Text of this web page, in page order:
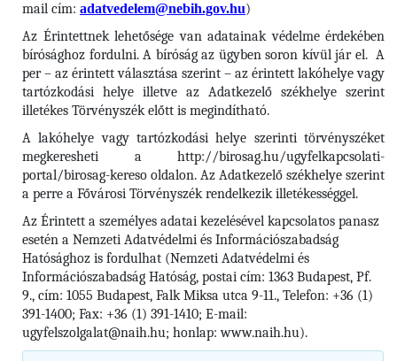
mail cím: adatvedelem@nebih.gov.hu)
Az Érintettnek lehetősége van adatainak védelme érdekében
bírósághoz fordulni. A bíróság az ügyben soron kívül jár el. A
per – az érintett választása szerint – az érintett lakóhelye vagy
tartózkodási helye illetve az Adatkezelő székhelye szerint
illetékes Törvényszék előtt is megindítható.
A lakóhelye vagy tartózkodási helye szerinti törvényszéket
megkeresheti a http://birosag.hu/ugyfelkapcsolati-
portal/birosag-kereso oldalon. Az Adatkezelő székhelye szerint
a perre a Fővárosi Törvényszék rendelkezik illetékességgel.
Az Érintett a személyes adatai kezelésével kapcsolatos panasz
esetén a Nemzeti Adatvédelmi és Információszabadság
Hatósághoz is fordulhat (Nemzeti Adatvédelmi és
Információszabadság Hatóság, postai cím: 1363 Budapest, Pf.
9., cím: 1055 Budapest, Falk Miksa utca 9-11., Telefon: +36 (1)
391-1400; Fax: +36 (1) 391-1410; E-mail:
ugyfelszolgalat@naih.hu; honlap: www.naih.hu).